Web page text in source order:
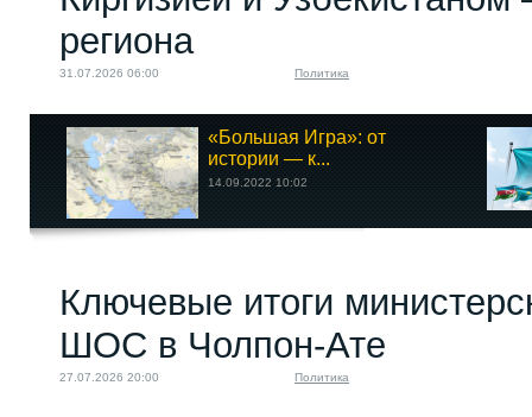
региона
31.07.2026 06:00 Политика
«Большая Игра»: от
истории — к...
14.09.2022 10:02
Ключевые итоги
ШОС в Чолпон-Ате
27.07.2026 20:00 Политика